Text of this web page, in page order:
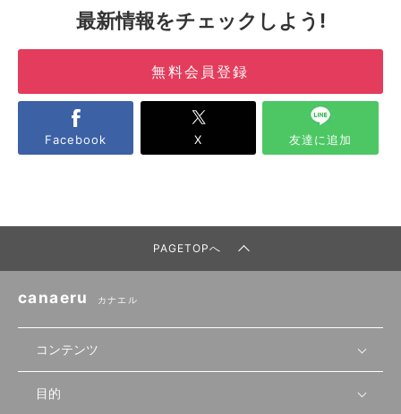
最新情報をチェックしよう!
無料会員登録
Facebook X 友達に追加
PAGETOPへ
canaeru カナエル
コンテンツ
無料開業相談
目的